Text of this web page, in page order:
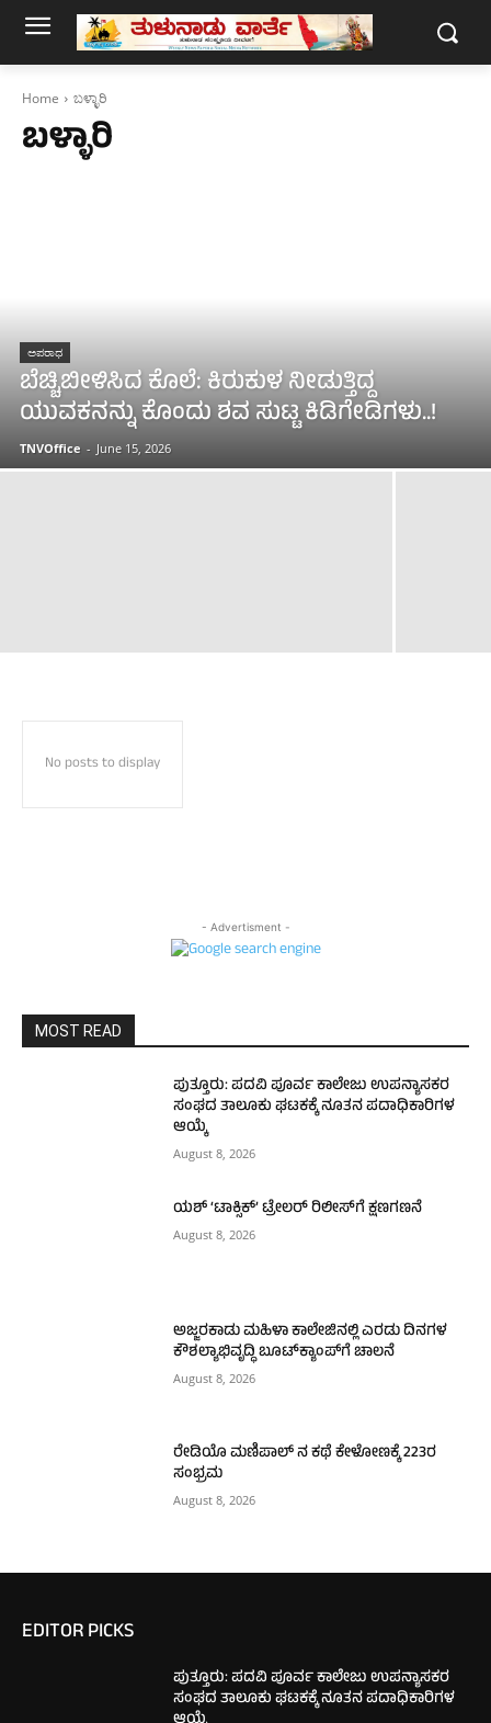
Home ಬಳ್ಳಾರಿ
ಬಳ್ಳಾರಿ
ಅಪರಾಧ
ಬೆಚ್ಚಿಬೀಳಿಸಿದ ಕೊಲೆ: ಕಿರುಕುಳ ನೀಡುತ್ತಿದ್ದ
ಯುವಕನನ್ನು ಕೊಂದು ಶವ ಸುಟ್ಟ ಕಿಡಿಗೇಡಿಗಳು..!
TNVOffice - June 15, 2026
No posts to display
- Advertisment -
MOST READ
ಪುತ್ತೂರು: ಪದವಿ ಪೂರ್ವ ಕಾಲೇಜು ಉಪನ್ಯಾಸಕರ
ಸಂಘದ ತಾಲೂಕು ಘಟಕಕ್ಕೆ ನೂತನ ಪದಾಧಿಕಾರಿಗಳ
ಆಯ್ಕೆ
August 8, 2026
ಯಶ್ ‘ಟಾಕ್ಸಿಕ್’ ಟ್ರೇಲರ್ ರಿಲೀಸ್‌ಗೆ ಕ್ಷಣಗಣನೆ
August 8, 2026
ಅಜ್ಜರಕಾಡು ಮಹಿಳಾ ಕಾಲೇಜಿನಲ್ಲಿ ಎರಡು ದಿನಗಳ
ಕೌಶಲ್ಯಾಭಿವೃದ್ಧಿ ಬೂಟ್‌ಕ್ಯಾಂಪ್‌ಗೆ ಚಾಲನೆ
August 8, 2026
ರೇಡಿಯೊ ಮಣಿಪಾಲ್ ನ ಕಥೆ ಕೇಳೋಣಕ್ಕೆ 223ರ
ಸಂಭ್ರಮ
August 8, 2026
EDITOR PICKS
ಪುತ್ತೂರು: ಪದವಿ ಪೂರ್ವ ಕಾಲೇಜು ಉಪನ್ಯಾಸಕರ
ಸಂಘದ ತಾಲೂಕು ಘಟಕಕ್ಕೆ ನೂತನ ಪದಾಧಿಕಾರಿಗಳ